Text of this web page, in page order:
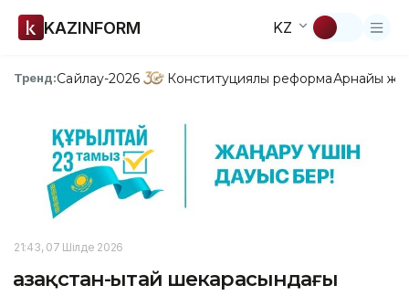
KAZINFORM KZ
Тренд:Сайлау-2026 Конституциялық реформаАрнайы
21:43, 07 Шілде 2026
Қазақстан-Қытай шекарасындағы